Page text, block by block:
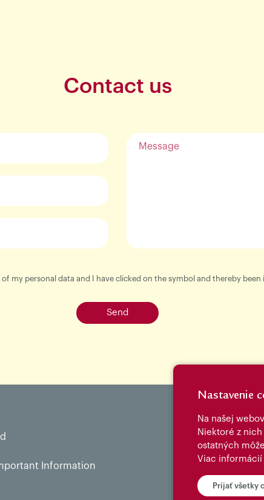
Nastavenie
Na našej
Niektoré z
ostatných
Viac informácií
Prijať všetky
Contact us
my personal data and I have clicked on the symbol and thereby
Send
Information